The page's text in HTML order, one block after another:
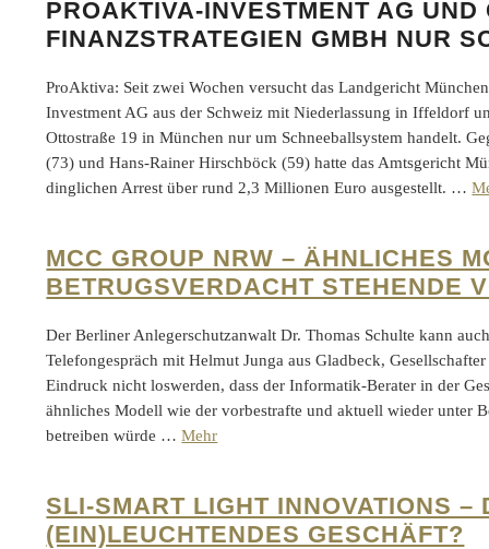
PROAKTIVA-INVESTMENT AG UND
FINANZSTRATEGIEN GMBH NUR
ProAktiva: Seit zwei Wochen versucht das Landgericht
Investment AG aus der Schweiz mit Niederlassung in Iffeldorf
Ottostraße 19 in München nur um Schneeballsystem handelt.
(73) und Hans-Rainer Hirschböck (59) hatte das Amtsgericht
dinglichen Arrest über rund 2,3 Millionen Euro ausgestellt. …
MCC GROUP NRW – ÄHNLICHES
BETRUGSVERDACHT STEHENDE
Der Berliner Anlegerschutzanwalt Dr. Thomas Schulte kann
Telefongespräch mit Helmut Junga aus Gladbeck,
Eindruck nicht loswerden, dass der Informatik-Berater in der
ähnliches Modell wie der vorbestrafte und aktuell wieder unter
betreiben würde …Mehr
SLI-SMART LIGHT INNOVATIONS –
(EIN)LEUCHTENDES GESCHÄFT?